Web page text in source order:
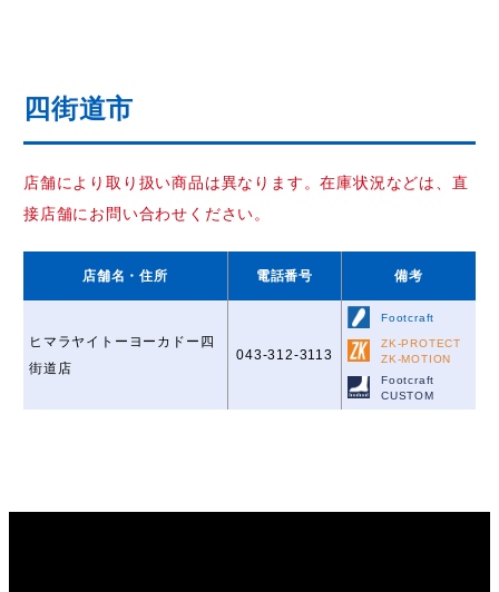
四街道市
店舗により取り扱い商品は異なります。在庫状況などは、直
接店舗にお問い合わせください。
店舗名 ・住所 電話番号 備考
ヒマラヤイトーヨーカドー四
街道店
043-312-3113
Footcraft
ZK-PROTECT
ZK-MOTION
Footcraft
CUSTOM